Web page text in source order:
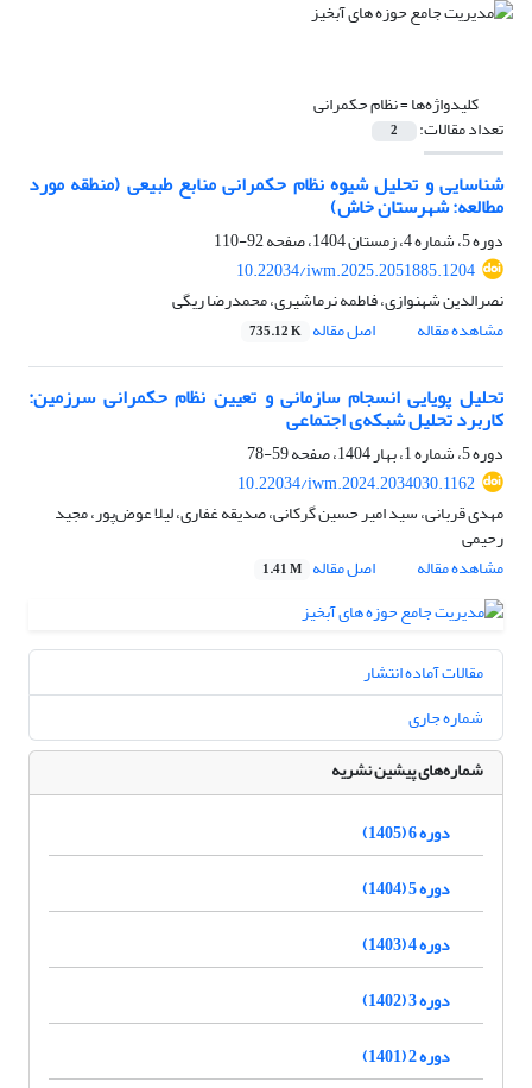
کلیدواژه‌ها =نظام حکمرانی
تعداد مقالات: 2
شناسایی و تحلیل شیوه نظام حکمرانی منابع طبیعی (منطقه مورد
مطالعه: شهرستان خاش)
دوره 5، شماره 4، زمستان 1404، صفحه
92-110
10.22034/iwm.2025.2051885.1204
نصرالدین شهنوازی، فاطمه نرماشیری، محمدرضا ریگی
مشاهده مقاله
اصل مقاله 735.12 K
تحلیل پویایی انسجام سازمانی و تعیین نظام حکمرانی سرزمین:
کاربرد تحلیل شبکه‌ی اجتماعی
دوره 5، شماره 1، بهار 1404، صفحه
59-78
10.22034/iwm.2024.2034030.1162
مهدی قربانی، سید امیر حسین گرکانی، صدیقه غفاری، لیلا عوض‌پور، مجید
رحیمی
مشاهده مقاله
اصل مقاله 1.41 M
مقالات آماده انتشار
شماره جاری
شماره‌های پیشین نشریه
دوره 6 (1405)
دوره 5 (1404)
دوره 4 (1403)
دوره 3 (1402)
دوره 2 (1401)